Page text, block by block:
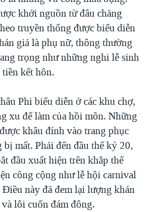
khởi nguồn từ đâu chăng
truyền thống được biểu diễn
giả là phụ nữ, thông thường
trọng như những nghi lễ sinh
kết hôn.
Phi biểu diễn ở các khu chợ,
xu để làm của hồi môn. Những
khâu đính vào trang phục
bị mất. Phải đến đầu thế kỷ 20,
đầu xuất hiện trên khắp thế
công cộng như lễ hội carnival
này đã đem lại lượng khán
lôi cuốn đám đông.